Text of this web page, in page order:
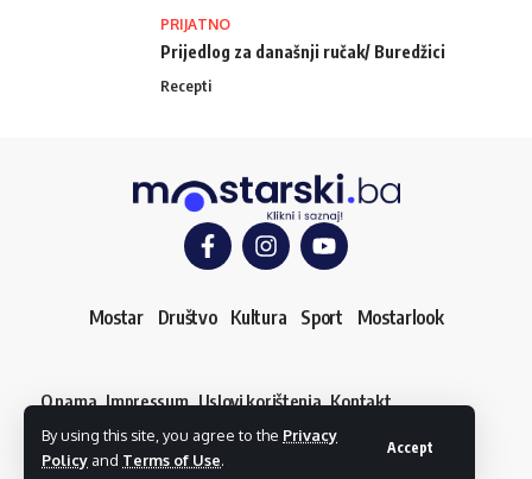
By using this site, you agree to the Privacy
Policy and Terms of Use.
Accept
PRIJATNO
Prijedlog za današnji ručak/ Buredžici
Recepti
Mostar Društvo Kultura Sport Mostarlook
O nama Impressum Uslovi korištenja Kontakt
Dojavi vijest
© mostarski.ba. Sva prava pridržana